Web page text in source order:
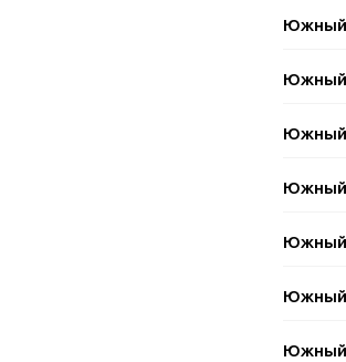
Южный
Южный
Южный
Южный
Южный
Южный
Южный